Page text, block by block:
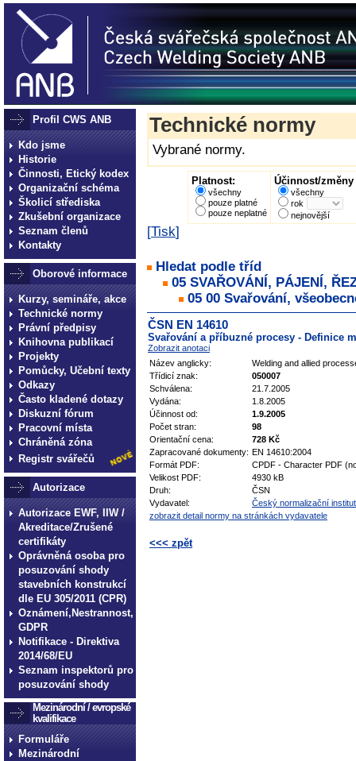
Profil CWS ANB
Kdo jsme
Historie
Činnosti, Etický kodex
Organizační schéma
Školicí střediska
Zkušební organizace
Seznam členů
Kontakty
Oborové informace
Kurzy, semináře, akce
Technické normy
Právní předpisy
Knihovna publikací
Projekty
Pomůcky, Učební texty
Odkazy
Často kladené dotazy
Diskuzní fórum
Pracovní místa
Chráněná zóna
Registr svářečů
Autorizace
Autorizace EWF, IIW /
Akreditace/Zrušené
certifikáty
Oprávněná osoba pro
posuzování shody
stavebních konstrukcí
dle EU 305/2011 (CPR)
Oznámení,Nestrannost,
GDPR
Notifikace - Direktiva
2014/68/EU
Seznam inspektorů pro
posuzování shody
Mezinárodní / evropské
kvalifikace
Formuláře
Mezinárodní
Technické normy
Vybrané normy.
Platnost:
všechny
pouze platné
pouze neplatné
Účinnost/změny
všechny
rok
nejnovější
[Tisk]
Hledat podle tříd
05 SVAŘOVÁNÍ, PÁJENÍ,
05 00 Svařování,
ČSN EN 14610
Svařování a příbuzné procesy - Definice
Zobrazit anotaci
Název anglicky:
Welding and allied
Třídicí znak:
050007
Schválena:
21.7.2005
Vydána:
1.8.2005
Účinnost od:
1.9.2005
Počet stran:
98
Orientační cena:
728 Kč
Zapracované dokumenty: EN 14610:2004
Formát PDF:
CPDF - Character PDF
Velikost PDF:
4930 kB
Druh:
ČSN
Vydavatel:
Český normalizační institut
zobrazit detail normy na stránkách vydavatele
<<< zpět